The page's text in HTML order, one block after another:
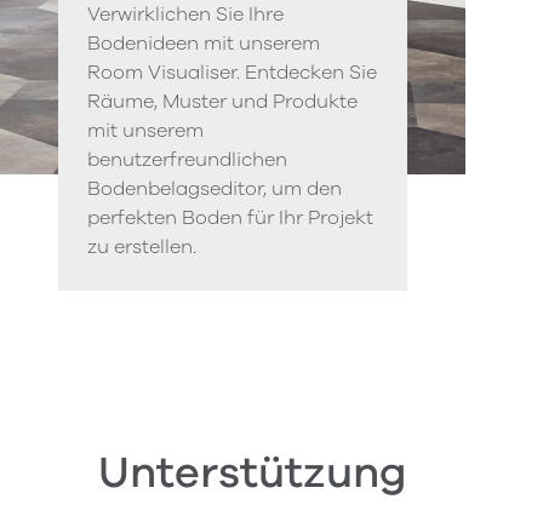
Verwirklichen Sie Ihre
Bodenideen mit unserem
Room Visualiser. Entdecken Sie
Räume, Muster und Produkte
mit unserem
benutzerfreundlichen
Bodenbelagseditor, um den
perfekten Boden für Ihr Projekt
zu erstellen.
Unterstützung